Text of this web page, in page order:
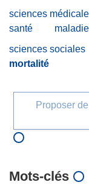
sciences
santé
sciences sociales
mortalité
Proposer
Mots‑clés